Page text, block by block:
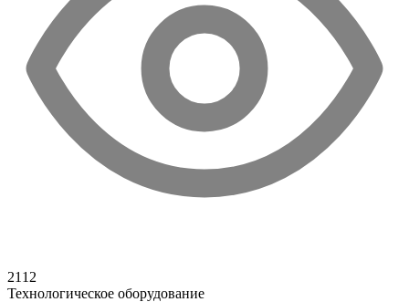
2112
Технологическое оборудование